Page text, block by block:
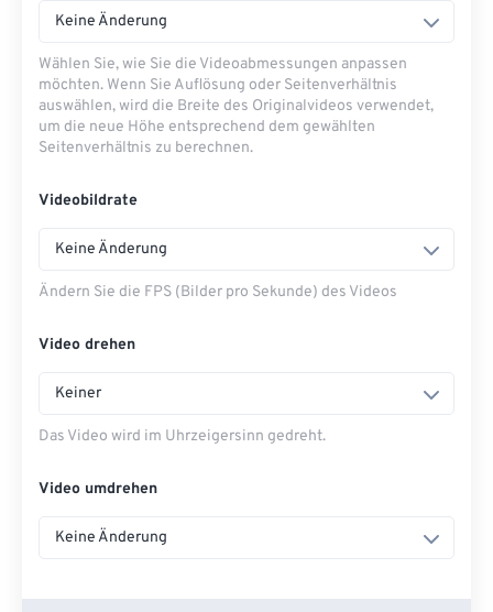
Keine Änderung
Wählen Sie, wie Sie die Videoabmessungen anpassen
möchten. Wenn Sie Auflösung oder Seitenverhältnis
auswählen, wird die Breite des Originalvideos verwendet,
um die neue Höhe entsprechend dem gewählten
Seitenverhältnis zu berechnen.
Videobildrate
Keine Änderung
Ändern Sie die FPS (Bilder pro Sekunde) des Videos
Video drehen
Keiner
Das Video wird im Uhrzeigersinn gedreht.
Video umdrehen
Keine Änderung